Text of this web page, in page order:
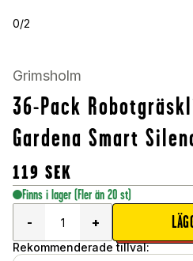
0/2
Grimsholm
36-Pack
Gardena Smart
119 SEK
Finns i lager (Fler än 20 st)
-
+
Rekommenderade tillval: